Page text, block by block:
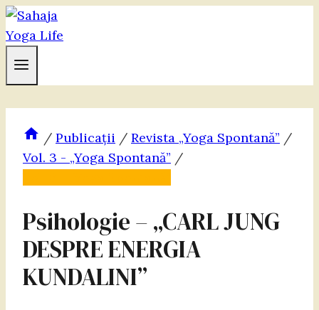
Skip
to
/ Publicații / Revista „Yoga Spontană” /
Vol. 3 - „Yoga Spontană” /
Psihologie – „CARL JUNG
DESPRE ENERGIA
KUNDALINI”